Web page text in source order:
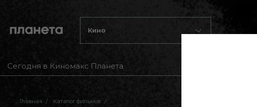
Кино
Сегодня в Киномакс Планета
Главная Каталог фильмов